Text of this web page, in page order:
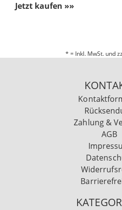
Jetzt kaufen »»
* = Inkl. MwSt. und
Zahlung &
AGB